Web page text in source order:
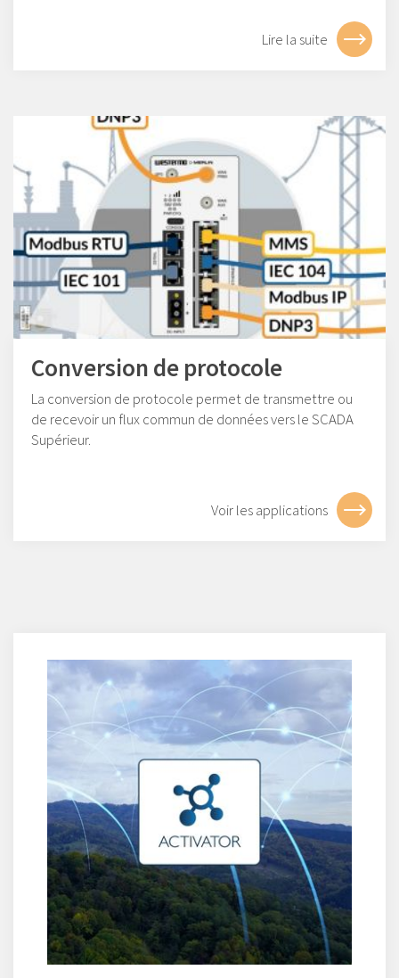
Lire la suite
Conversion de protocole
La conversion de protocole permet de transmettre ou
de recevoir un flux commun de données vers le SCADA
Supérieur.
Voir les applications